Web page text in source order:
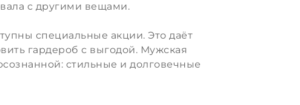
с другими вещами.
специальные акции. Это даёт
гардероб с выгодой. Мужская
стильные и долговечные